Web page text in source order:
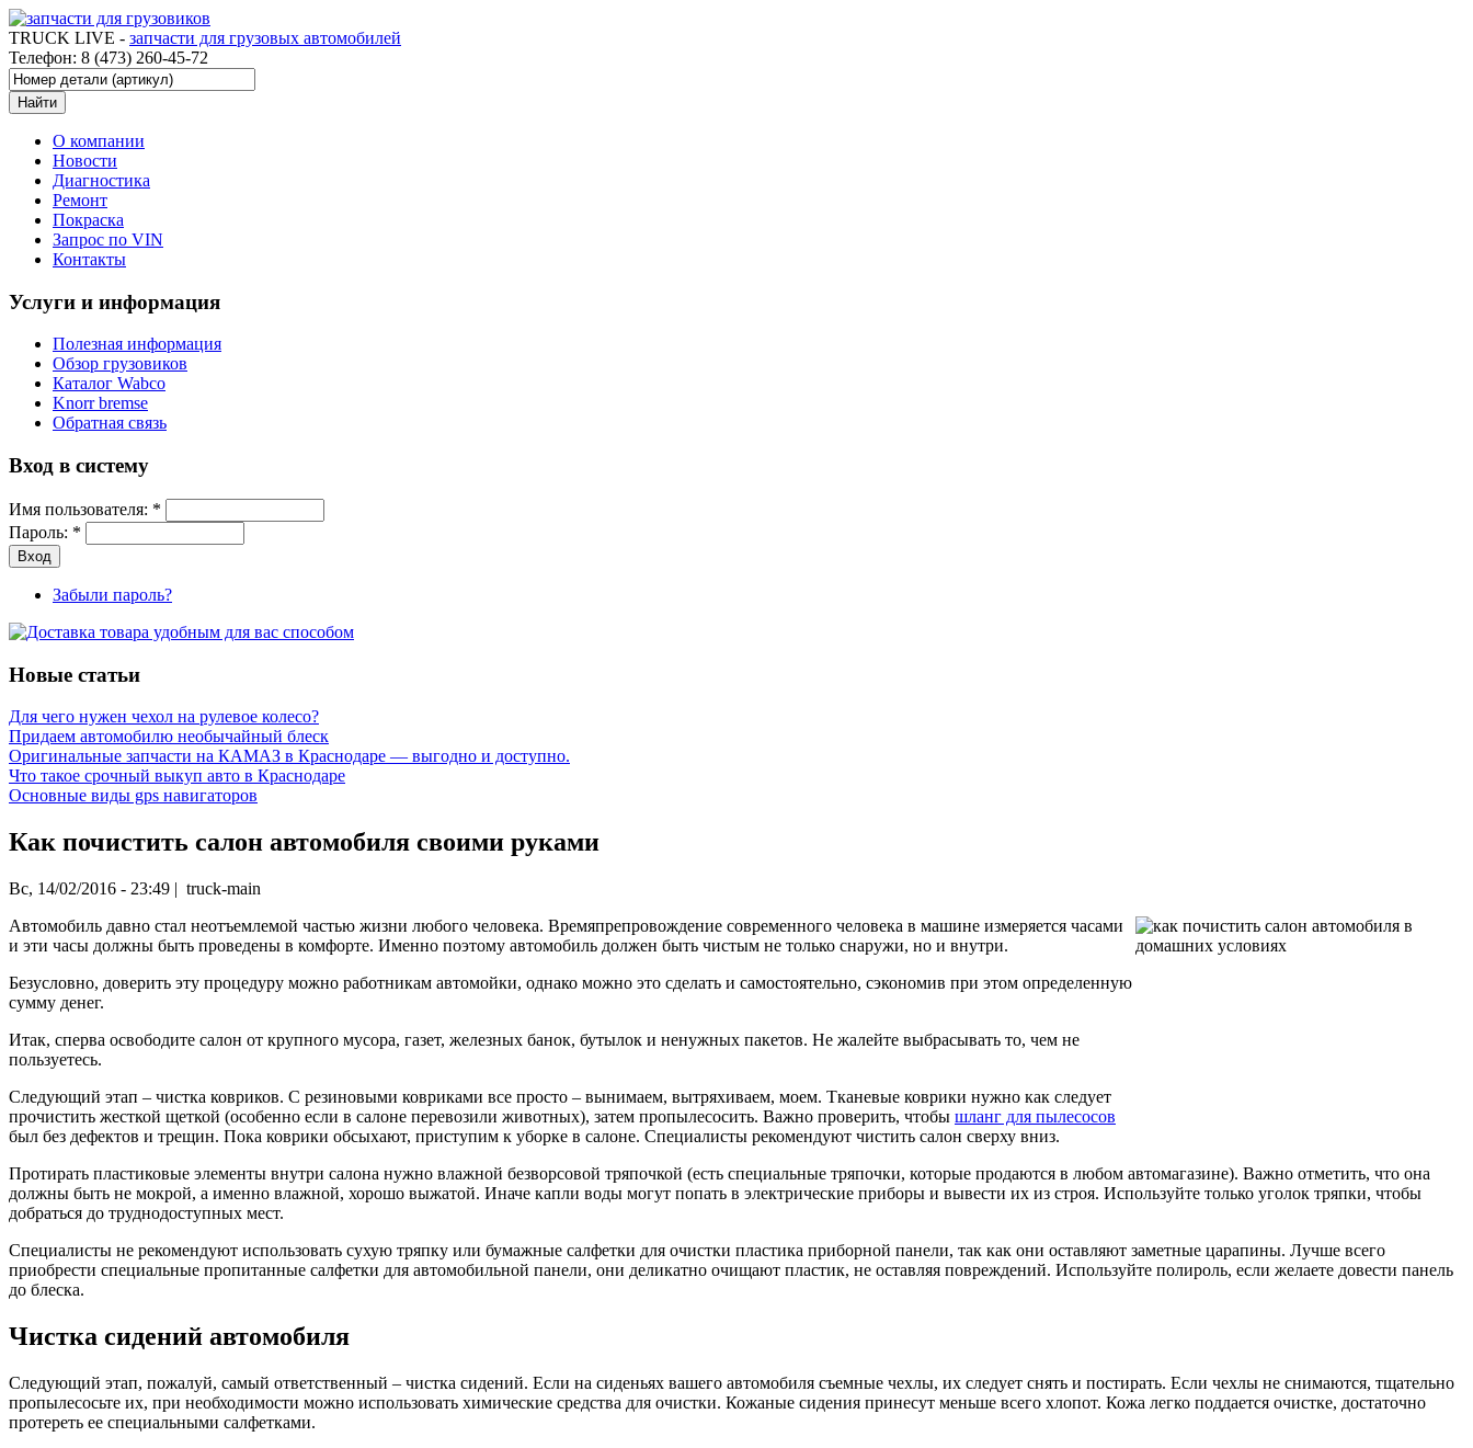
TRUCK LIVE - запчасти для грузовых автомобилей
Телефон: 8 (473) 260-45-72
О компании
Новости
Диагностика
Ремонт
Покраска
Запрос по VIN
Контакты
Услуги и информация
Полезная информация
Обзор грузовиков
Каталог Wabco
Knorr bremse
Обратная связь
Вход в систему
Имя пользователя: *
Пароль: *
Забыли пароль?
Новые статьи
Для чего нужен чехол на рулевое колесо?
Придаем автомобилю необычайный блеск
Оригинальные запчасти на КАМАЗ в Краснодаре — выгодно и доступно.
Что такое срочный выкуп авто в Краснодаре
Основные виды gps навигаторов
Как почистить салон автомобиля своими руками
Вс, 14/02/2016 - 23:49 | truck-main
Автомобиль давно стал неотъемлемой частью жизни любого человека. Времяпрепровождение современного человека в машине измеряется часами
и эти часы должны быть проведены в комфорте. Именно поэтому автомобиль должен быть чистым не только снаружи, но и внутри.
Безусловно, доверить эту процедуру можно работникам автомойки, однако можно это сделать и самостоятельно, сэкономив при этом определенную
сумму денег.
Итак, сперва освободите салон от крупного мусора, газет, железных банок, бутылок и ненужных пакетов. Не жалейте выбрасывать то, чем не
пользуетесь.
Следующий этап – чистка ковриков. С резиновыми ковриками все просто – вынимаем, вытряхиваем, моем. Тканевые коврики нужно как следует
прочистить жесткой щеткой (особенно если в салоне перевозили животных), затем пропылесосить. Важно проверить, чтобы шланг для пылесосов
был без дефектов и трещин. Пока коврики обсыхают, приступим к уборке в салоне. Специалисты рекомендуют чистить салон сверху вниз.
Протирать пластиковые элементы внутри салона нужно влажной безворсовой тряпочкой (есть специальные тряпочки, которые продаются в любом автомагазине). Важно отметить, что она
должны быть не мокрой, а именно влажной, хорошо выжатой. Иначе капли воды могут попать в электрические приборы и вывести их из строя. Используйте только уголок тряпки, чтобы
добраться до труднодоступных мест.
Специалисты не рекомендуют использовать сухую тряпку или бумажные салфетки для очистки пластика приборной панели, так как они оставляют заметные царапины. Лучше всего
приобрести специальные пропитанные салфетки для автомобильной панели, они деликатно очищают пластик, не оставляя повреждений. Используйте полироль, если желаете довести панель
до блеска.
Чистка сидений автомобиля
Следующий этап, пожалуй, самый ответственный – чистка сидений. Если на сиденьях вашего автомобиля съемные чехлы, их следует снять и постирать. Если чехлы не снимаются, тщательно
пропылесосьте их, при необходимости можно использовать химические средства для очистки. Кожаные сидения принесут меньше всего хлопот. Кожа легко поддается очистке, достаточно
протереть ее специальными салфетками.